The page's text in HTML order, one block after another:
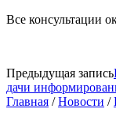
Все консультации
Предыдущая запись
дачи
Главная /Новости /